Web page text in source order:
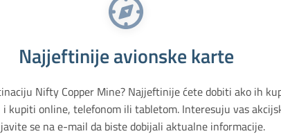
Najjeftinije avionske karte
Nifty Copper Mine? Najjeftinije ćete dobiti ako ih
kupiti online, telefonom ili tabletom. Interesuju vas
se na e-mail da biste dobijali aktualne informacije.